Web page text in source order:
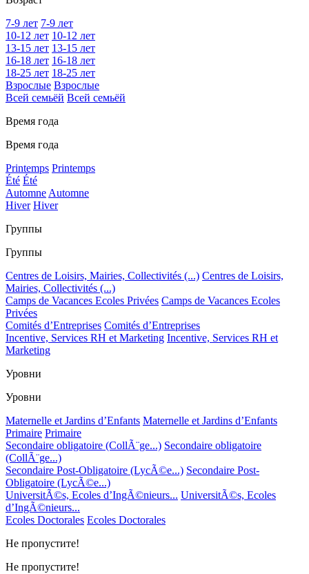
7-9 лет 7-9 лет
10-12 лет 10-12 лет
13-15 лет 13-15 лет
16-18 лет 16-18 лет
18-25 лет 18-25 лет
Взрослые Взрослые
Всей семьёй Всей семьёй
Время года
Время года
Printemps Printemps
Été Été
AutomneAutomne
Hiver Hiver
Группы
Группы
Centres de Loisirs, Mairies, Collectivités (...) Centres de Loisirs,
Mairies, Collectivités (...)
Camps de Vacances Ecoles Privées Camps de Vacances Ecoles
Privées
Comités d’Entreprises Comités d’Entreprises
Incentive, Services RH et Marketing Incentive, Services RH et
Marketing
Уровни
Уровни
Maternelle et Jardins d’Enfants Maternelle et Jardins d’Enfants
Primaire Primaire
Secondaire obligatoire (CollÃ¨ge...) Secondaire obligatoire
(CollÃ¨ge...)
Secondaire Post-Obligatoire (LycÃ©e...) Secondaire Post-
Obligatoire (LycÃ©e...)
UniversitÃ©s, Ecoles d’IngÃ©nieurs... UniversitÃ©s, Ecoles
d’IngÃ©nieurs...
Ecoles Doctorales Ecoles Doctorales
Не пропустите!
Не пропустите!